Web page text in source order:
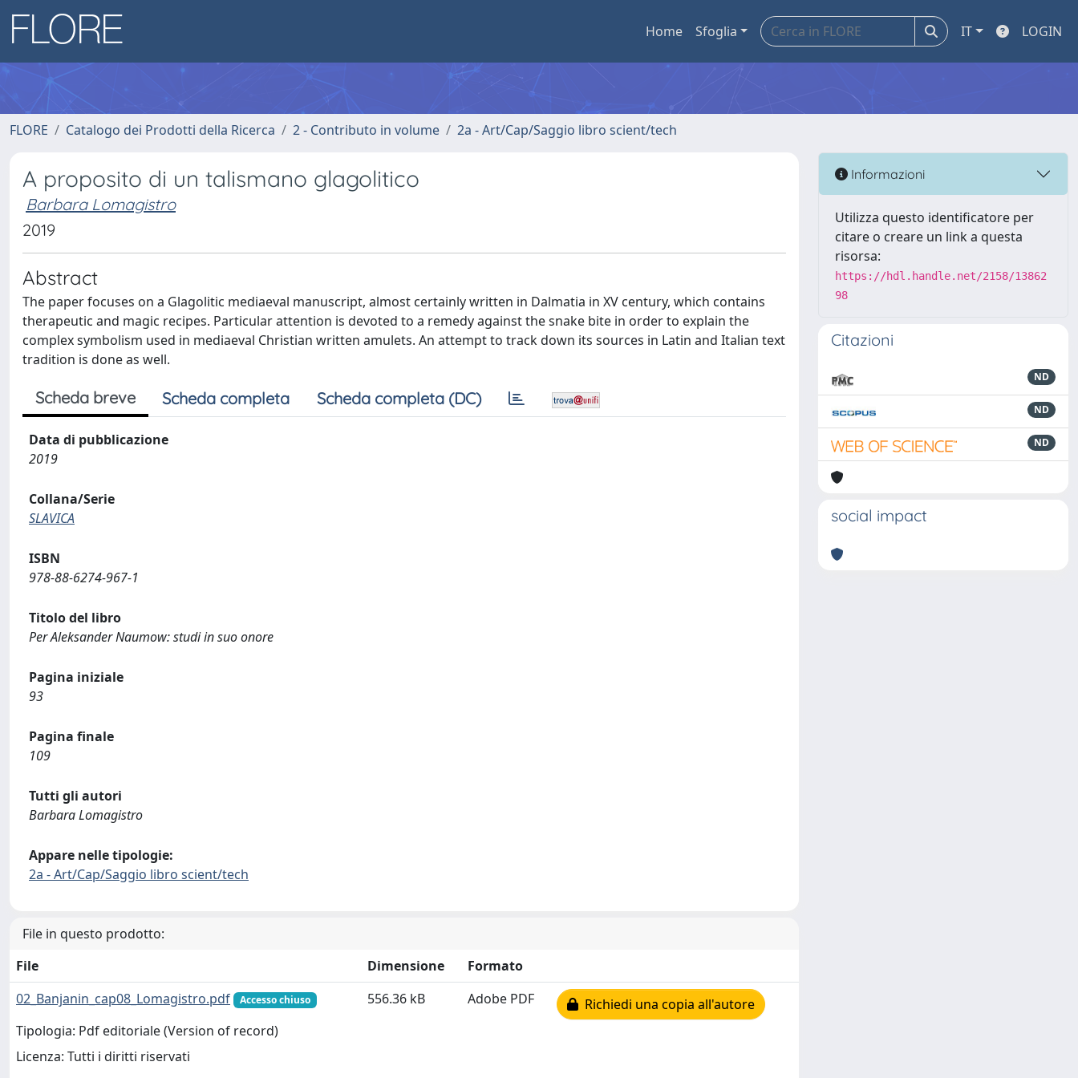
Home Sfoglia IT LOGIN
FLORE Catalogo dei Prodotti della Ricerca 2 - Contributo in volume 2a - Art/Cap/Saggio libro scient/tech
A proposito di un talismano glagolitico
Barbara Lomagistro
2019
Abstract
The paper focuses on a Glagolitic mediaeval manuscript, almost certainly written in Dalmatia in XV century, which contains
therapeutic and magic recipes. Particular attention is devoted to a remedy against the snake bite in order to explain the
complex symbolism used in mediaeval Christian written amulets. An attempt to track down its sources in Latin and Italian text
tradition is done as well.
Scheda breve Scheda completa Scheda completa (DC)
Data di pubblicazione
2019
Collana/Serie
SLAVICA
ISBN
978-88-6274-967-1
Titolo del libro
Per Aleksander Naumow: studi in suo onore
Pagina iniziale
93
Pagina finale
109
Tutti gli autori
Barbara Lomagistro
Appare nelle tipologie:
2a - Art/Cap/Saggio libro scient/tech
File in questo prodotto:
File
Dimensione
Formato
02_Banjanin_cap08_Lomagistro.pdf
Accesso chiuso
Tipologia: Pdf editoriale (Version of record)
Licenza: Tutti i diritti riservati
556.36 kB Adobe PDF Richiedi una copia all'autore
Informazioni
Utilizza questo identificatore per
citare o creare un link a questa
risorsa:
https://hdl.handle.net/2158/13862
98
Citazioni
ND
ND
ND
social impact